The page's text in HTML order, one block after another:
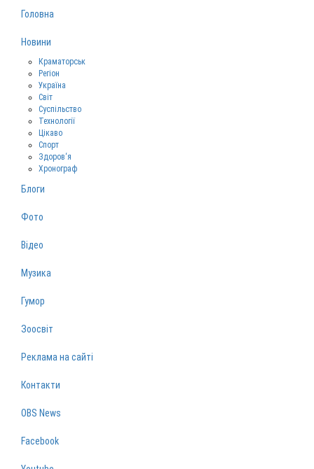
Головна
Новини
Краматорськ
Регіон
Україна
Світ
Суспільство
Технології
Цікаво
Спорт
Здоров‘я
Хронограф
Блоги
Фото
Відео
Музика
Гумор
Зоосвіт
Реклама на сайті
Контакти
OBS News
Facebook